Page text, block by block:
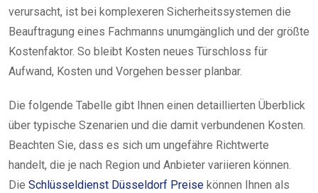
verursacht, ist bei komplexeren Sicherheitssystemen die
Beauftragung eines Fachmanns unumgänglich und der größte
Kostenfaktor. So bleibt Kosten neues Türschloss für
Aufwand, Kosten und Vorgehen besser planbar.
Die folgende Tabelle gibt Ihnen einen detaillierten Überblick
über typische Szenarien und die damit verbundenen Kosten.
Beachten Sie, dass es sich um ungefähre Richtwerte
handelt, die je nach Region und Anbieter variieren können.
Die Schlüsseldienst Düsseldorf Preise können Ihnen als